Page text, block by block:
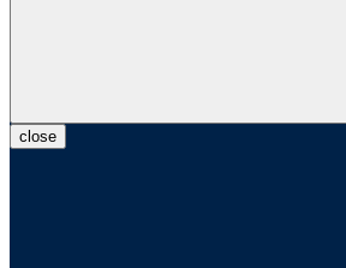
close